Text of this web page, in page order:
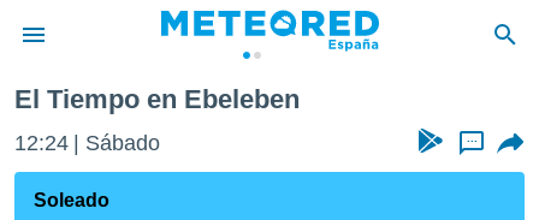
de
por
El Tiempo en Ebeleben
12:24 Sábado ...
Soleado